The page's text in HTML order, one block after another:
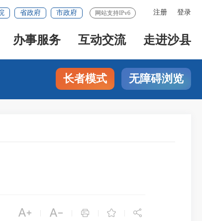
注册 登录
省政府 市政府 网站支持IPv6
办事服务 互动交流 走进沙县
长者模式 无障碍浏览
    